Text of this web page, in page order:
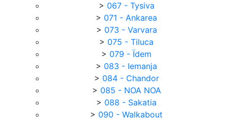
> 067 - Tysiva
> 071 - Ankarea
> 073 - Varvara
> 075 - Tiluca
> 079 - Ïdem
> 083 - Iemanja
> 084 - Chandor
> 085 - NOA NOA
> 088 - Sakatia
> 090 - Walkabout